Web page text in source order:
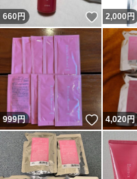
660円 いいね
2,000 円
999円 いいね
4,020円